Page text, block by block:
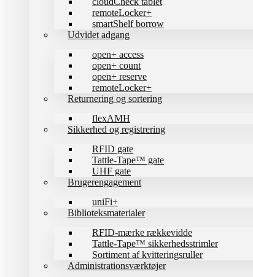
remoteLocker+
smartShelf borrow
Udvidet adgang
open+ access
open+ count
open+ reserve
remoteLocker+
Returnering og sortering
flexAMH
Sikkerhed og registrering
RFID gate
Tattle-Tape™ gate
UHF gate
Brugerengagement
uniFi+
Biblioteksmaterialer
RFID-mærke rækkevidde
Tattle-Tape™ sikkerhedsstrimler
Sortiment af kvitteringsruller
Administrationsværktøjer